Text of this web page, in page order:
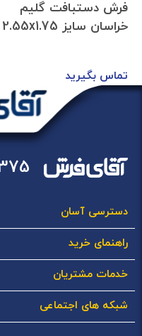
فرش دستبافت گلیم
خراسان سایز 2.55x1.75
تماس بگیرید
دسترسی آسان
راهنمای خرید
خدمات مشتریان
شبکه های اجتماعی